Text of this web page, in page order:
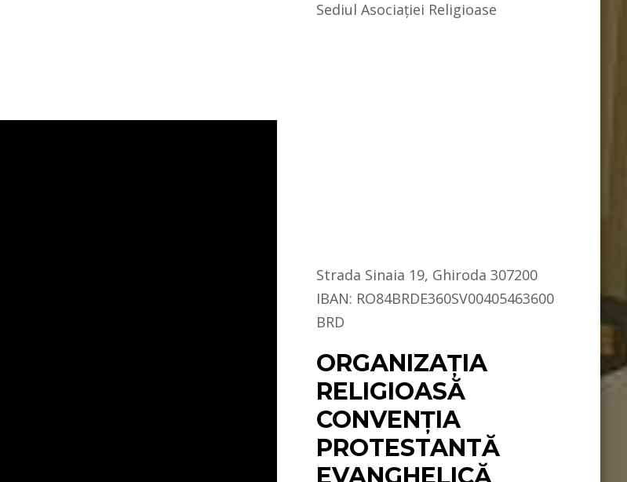
Sediul Asociației Religioase
Strada Sinaia 19, Ghiroda 307200
IBAN: RO84BRDE360SV00405463600
BRD
ORGANIZAȚIA
RELIGIOASĂ
CONVENŢIA
PROTESTANTĂ
EVANGHELICĂ